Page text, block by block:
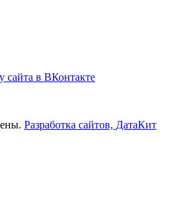
сайта в ВКонтакте
Разработка сайтов, ДатаКит